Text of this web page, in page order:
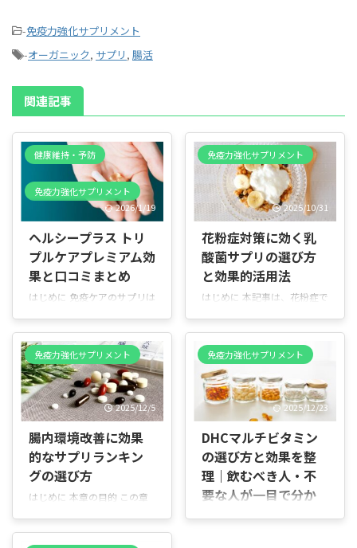
-免疫力強化サプリメント
-オーガニック, サプリ , 腸活
関連記事
健康維持・予防
免疫力強化サプリメント
2026/1/19
ヘルシープラス トリ
プルケアプレミアム効
果と口コミまとめ
はじめに 免疫ケアのサプリは
分からないと感じる人は少な
くありません。 とくに毎日飲
み続けるものだからこそ、効
果だけでなく、続けやすさ・
コスパ・実感できるポイント
は事前に知っておきたいとこ
ろです。 この記事では、ラン
キングで紹介したヘルシープ
ラス トリプルケアプレミアム
から選んで後悔しないサプリ
かどうかを整理しています。
難しい専門用語は使わず、購
免疫力強化サプリメント
2025/10/31
花粉症対策に効く乳
酸菌サプリの選び方
と効果的活用法
はじめに 本記事は、花粉症で
うに役立つかをわかりやすく
伝えることを目的としていま
す。腸内環境を整えたり免疫
の働きを調整したりすること
で、症状の緩和が期待される
乳酸菌について、基礎から実
践まで丁寧に解説します。 こ
の記事で分かること 乳酸菌と
花粉症の関係の基本 効果が期
待される乳酸菌の種類 おすす
めのサプリや選び方、飲み方
効果の現れ方と注意点 読者の
免疫力強化サプリメント
2025/12/5
腸内環境改善に効果
的なサプリランキン
グの選び方
はじめに 本章の目的 この章
む前に押さえておきたい基本
免疫力強化サプリメント
2025/12/23
DHCマルチビタミン
の選び方と効果を整
理｜飲むべき人・不
要な人が一目で分か